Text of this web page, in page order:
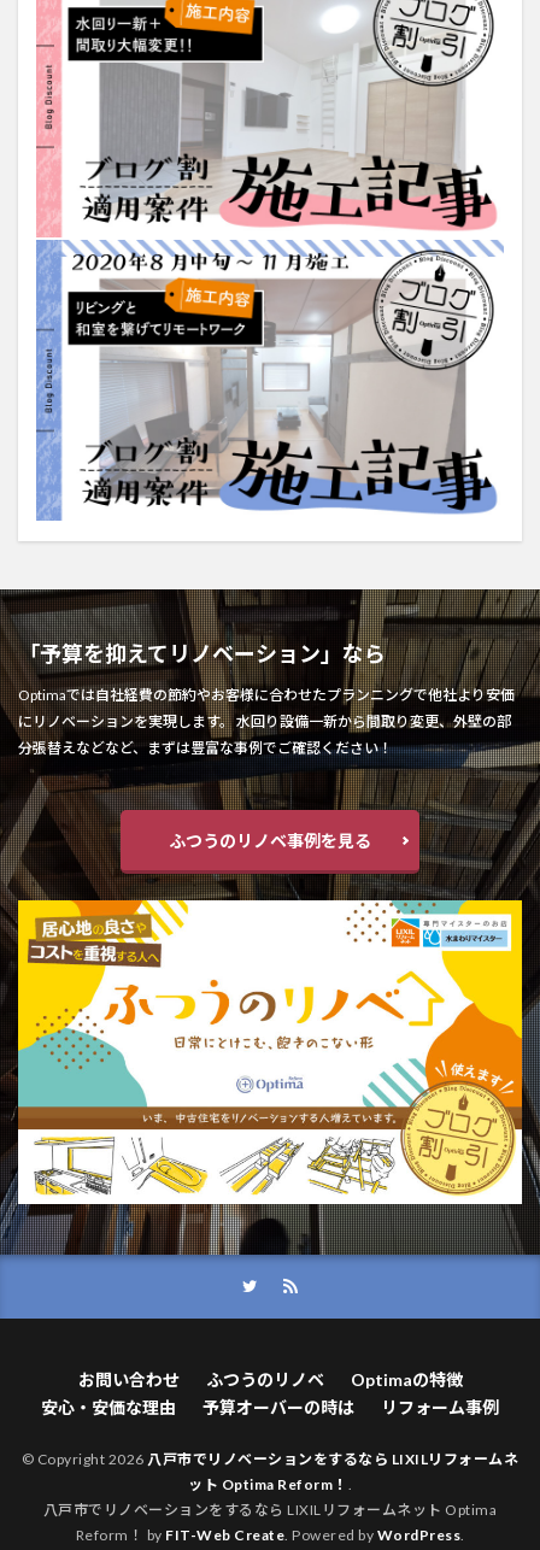
「予算を抑えてリノベーション」なら
Optimaでは自社経費の節約やお客様に合わせたプランニングで他社より安価
にリノベーションを実現します。 水回り設備一新から間取り変更、外壁の部
分張替えなどなど、まずは豊富な事例でご確認ください！
ふつうのリノベ事例を見る
お問い合わせ ふつうのリノベ
Optimaの特徴
安心・安価な理由
予算オーバーの時は リフォーム事例
© Copyright 2026 八戸市でリノベーションをするなら LIXILリフォームネ
ット Optima Reform！ .
八戸市でリノベーションをするなら LIXILリフォームネット Optima
Reform！ by FIT-Web Create. Powered by WordPress.